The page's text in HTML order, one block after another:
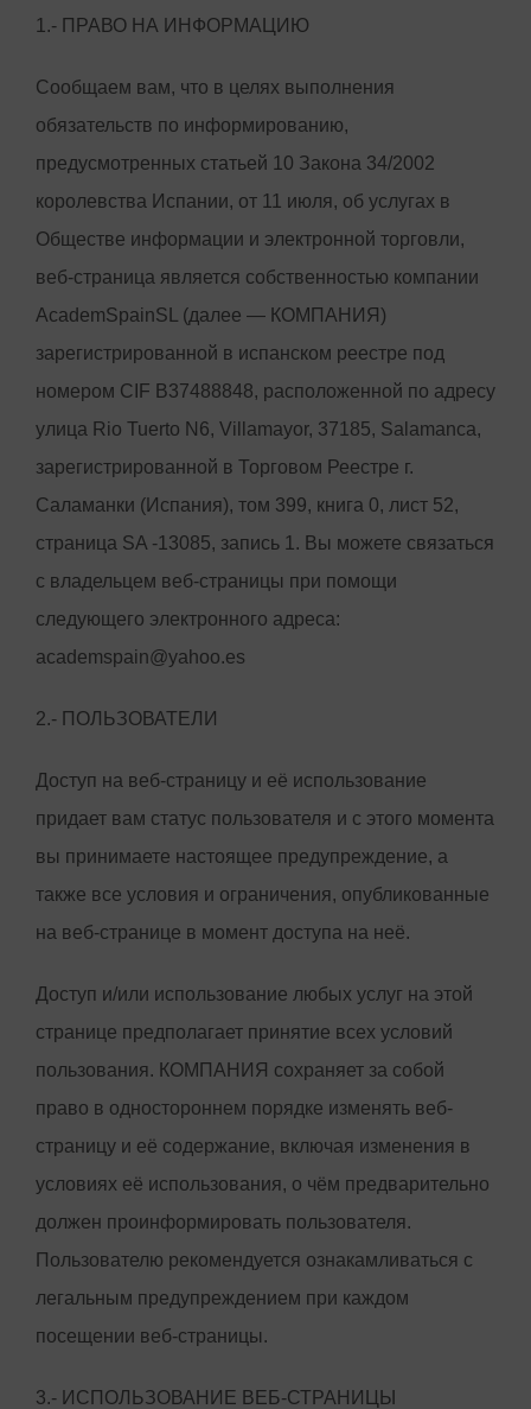
1.- ПРАВО НА ИНФОРМАЦИЮ
Сообщаем вам, что в целях выполнения
обязательств по информированию,
предусмотренных статьей 10 Закона 34/2002
королевства Испании, от 11 июля, об услугах в
Обществе информации и электронной торговли,
веб-страница является собственностью компании
AcademSpainSL (далее — КОМПАНИЯ)
зарегистрированной в испанском реестре под
номером CIF B37488848, расположенной по адресу
улица Rio Tuerto N6, Villamayor, 37185, Salamanca,
зарегистрированной в Торговом Реестре г.
Саламанки (Испания), том 399, книга 0, лист 52,
страница SA -13085, запись 1. Вы можете связаться
с владельцем веб-страницы при помощи
следующего электронного адреса:
academspain@yahoo.es
2.- ПОЛЬЗОВАТЕЛИ
Доступ на веб-страницу и её использование
придает вам статус пользователя и с этого момента
вы принимаете настоящее предупреждение, а
также все условия и ограничения, опубликованные
на веб-странице в момент доступа на неё.
Доступ и/или использование любых услуг на этой
странице предполагает принятие всех условий
пользования. КОМПАНИЯ сохраняет за собой
право в одностороннем порядке изменять веб-
страницу и её содержание, включая изменения в
условиях её использования, о чём предварительно
должен проинформировать пользователя.
Пользователю рекомендуется ознакамливаться с
легальным предупреждением при каждом
посещении веб-страницы.
3.- ИСПОЛЬЗОВАНИЕ ВЕБ-СТРАНИЦЫ